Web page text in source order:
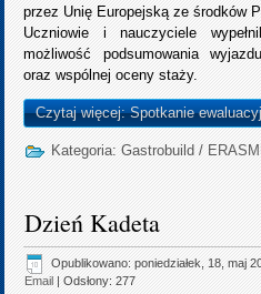
przez Unię Europejską ze środków
Uczniowie i nauczyciele
możliwość podsumowania
oraz wspólnej oceny staży.
Czytaj więcej: Spotkanie
Kategoria:Gastrobuild /
Dzień Kadeta
Opublikowano: poniedziałek, 18, maj
Email
| Odsłony: 277